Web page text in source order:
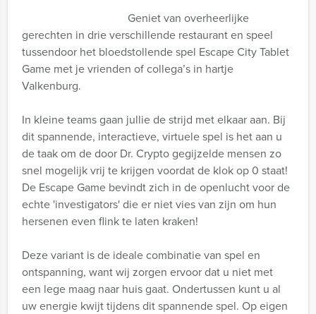
Geniet van overheerlijke
gerechten in drie verschillende restaurant en speel
tussendoor het bloedstollende spel Escape City Tablet
Game met je vrienden of collega’s in hartje
Valkenburg.
In kleine teams gaan jullie de strijd met elkaar aan. Bij
dit spannende, interactieve, virtuele spel is het aan u
de taak om de door Dr. Crypto gegijzelde mensen zo
snel mogelijk vrij te krijgen voordat de klok op 0 staat!
De Escape Game bevindt zich in de openlucht voor de
echte 'investigators' die er niet vies van zijn om hun
hersenen even flink te laten kraken!
Deze variant is de ideale combinatie van spel en
ontspanning, want wij zorgen ervoor dat u niet met
een lege maag naar huis gaat. Ondertussen kunt u al
uw energie kwijt tijdens dit spannende spel. Op eigen